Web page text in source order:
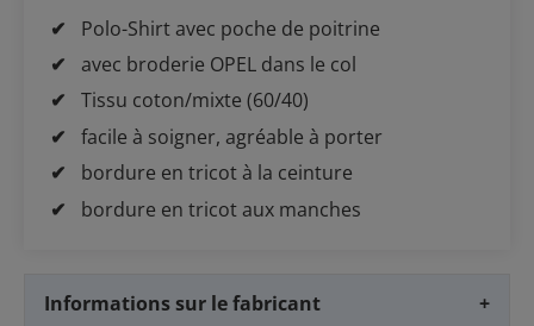
Polo-Shirt avec poche de poitrine
avec broderie OPEL dans le col
Tissu coton/mixte (60/40)
facile à soigner, agréable à porter
bordure en tricot à la ceinture
bordure en tricot aux manches
Informations sur le fabricant +